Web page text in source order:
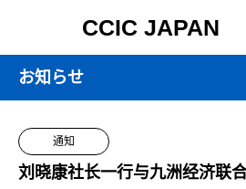
CCIC JAPAN
お知らせ
通知
刘晓康社长一行与九洲经济联